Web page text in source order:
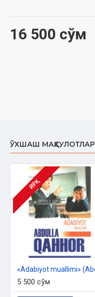
16 500 сўм
ЎХШАШ МАҲСУЛОТЛАР
ЙЎҚ
5 500 сўм